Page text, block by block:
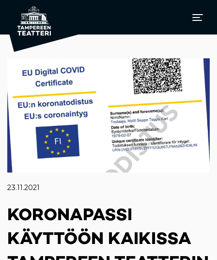
23.11.2021
KORONAPASSI
KÄYTTÖÖN KAIKISSA